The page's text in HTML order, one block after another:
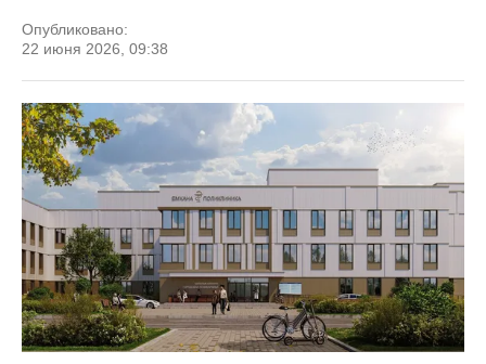
Опубликовано:
22 июня 2026, 09:38